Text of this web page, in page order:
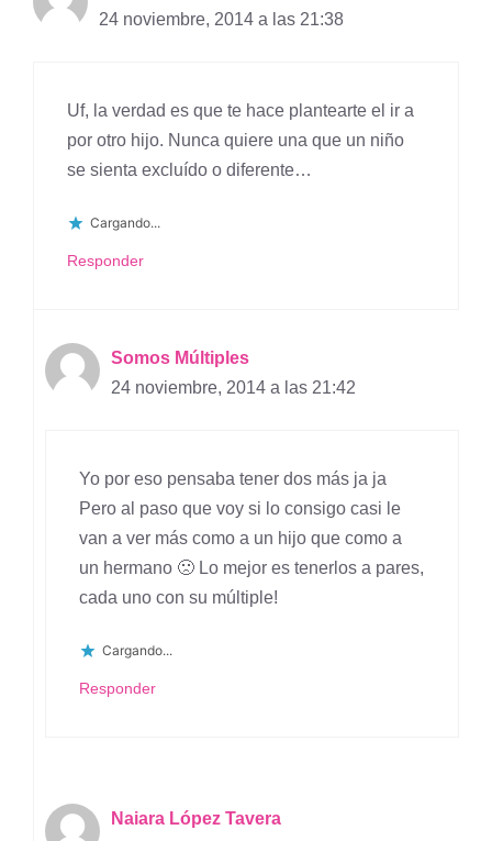
24 noviembre, 2014 a las 21:38
Uf, la verdad es que te hace plantearte el ir a
por otro hijo. Nunca quiere una que un niño
se sienta excluído o diferente…
Cargando...
Responder
Somos Múltiples
24 noviembre, 2014 a las 21:42
Yo por eso pensaba tener dos más ja ja
Pero al paso que voy si lo consigo casi le
van a ver más como a un hijo que como a
un hermano 🙁 Lo mejor es tenerlos a pares,
cada uno con su múltiple!
Cargando...
Responder
Naiara López Tavera